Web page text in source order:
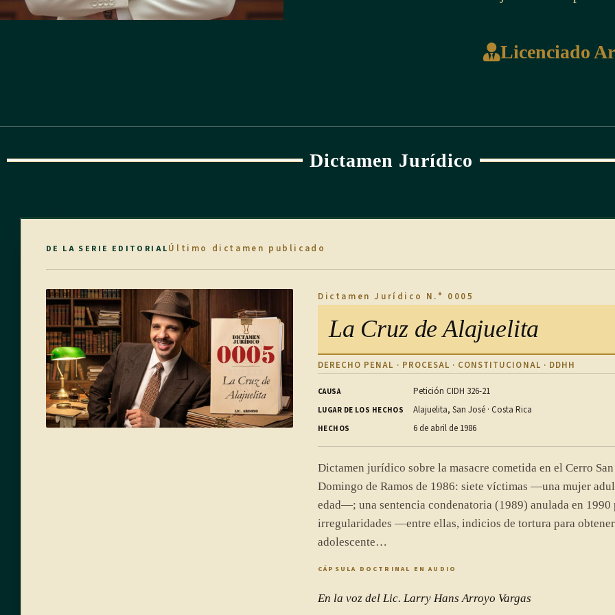
Licenciado
Dictamen Jurídico
DE LA SERIE EDITORIALÚltimo dictamen publicado
Dictamen Jurídico N.° 0005
La Cruz de Alajuelita
DERECHO PENAL · PROCESAL · CONSTITUCIONAL · DDHH
CAUSA Petición CIDH 326-21
LUGAR DE LOS HECHOS Alajuelita, San José · Costa Rica
HECHOS 6 de abril de 1986
Dictamen jurídico sobre la masacre cometida en el Cerro
Domingo de Ramos de 1986: siete víctimas —una mujer
edad—; una sentencia condenatoria (1989) anulada en 1990
irregularidades —entre ellas, indicios de tortura para
adolescente…
CÁPSULA DOCTRINAL EN AUDIO
En la voz del Lic. Larry Hans Arroyo Vargas